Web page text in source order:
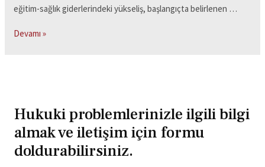
eğitim-sağlık giderlerindeki yükseliş, başlangıçta belirlenen …
Devamı »
Hukuki problemlerinizle ilgili bilgi
almak ve iletişim için formu
doldurabilirsiniz.